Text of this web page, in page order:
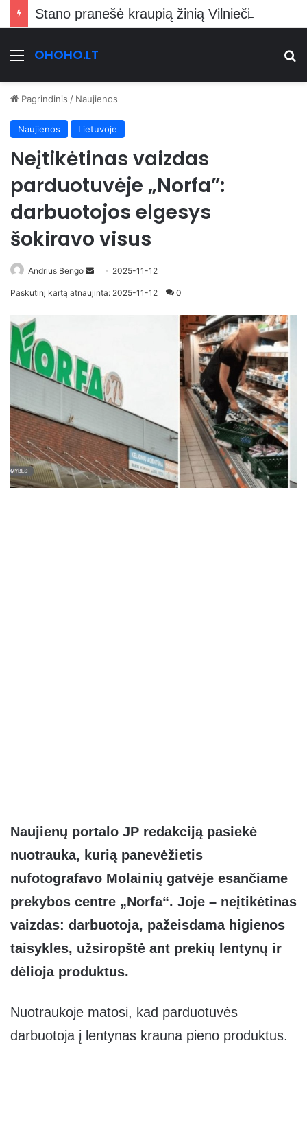
Stano pranešė kraupią žinią Vilniečiams
Meniu
OHOHO.LT
Pagrindinis / Naujienos
Naujienos Lietuvoje
Neįtikėtinas vaizdas
parduotuvėje „Norfa”:
darbuotojos elgesys
šokiravo visus
Andrius Bengo
Send 2025-11-12
Paskutinį kartą atnaujinta: 2025-11-12 0
Naujienų portalo JP redakciją pasiekė
nuotrauka, kurią panevėžietis
nufotografavo Molainių gatvėje esančiame
prekybos centre „Norfa“. Joje – neįtikėtinas
vaizdas: darbuotoja, pažeisdama higienos
taisykles, užsiropštė ant prekių lentynų ir
dėlioja produktus.
Nuotraukoje matosi, kad parduotuvės
darbuotoja į lentynas krauna pieno produktus.